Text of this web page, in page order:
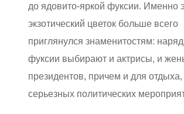
до ядовито-яркой фуксии. Именно
экзотический цветок больше всего
приглянулся знаменитостям:
фуксии выбирают и актрисы, и
президентов, причем и для отдыха,
серьезных политических